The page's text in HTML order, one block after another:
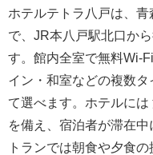
ホテルテトラ八戸は、
で、JR本八戸駅北口か
す。館内全室で無料Wi-
イン・和室などの複数
て選べます。ホテルに
を備え、宿泊者が滞在
トランでは朝食や夕食